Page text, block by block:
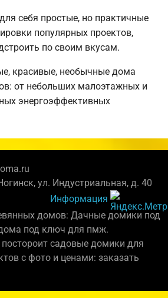
себя простые, но практичные
популярных проектов,
по своим вкусам.
красивые, необычные дома
от небольших малоэтажных и
энергоэффективных
ул. Индустриальная, д. 40
Информация
домов: Дачные домики под
под ключ для пмж.
садовые домики для
с фото и ценами: заказать